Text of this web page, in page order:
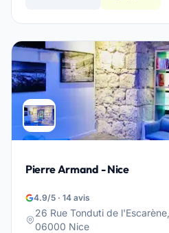
Pierre Armand - Nice
4.9/5 · 14 avis
26 Rue Tonduti de
06000 Nice